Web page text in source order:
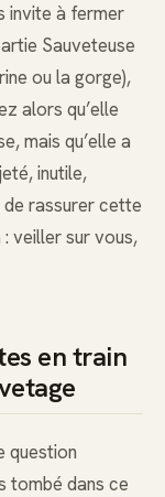
invite à fermer
Sauveteuse
ou la gorge),
alors qu’elle
mais qu’elle a
inutile,
de rassurer cette
veiller sur vous,
en train
question
tombé dans ce